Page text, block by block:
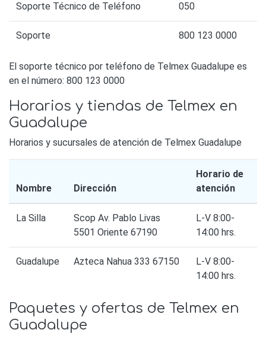
Soporte Técnico de Teléfono 050
Soporte 800 123 0000
El soporte técnico por teléfono de Telmex Guadalupe es
en el número: 800 123 0000
Horarios y tiendas de Telmex en
Guadalupe
Horarios y sucursales de atención de Telmex Guadalupe
Nombre Dirección
Horario de
atención
La Silla
Scop Av. Pablo Livas
5501 Oriente 67190
L-V 8:00-
14:00 hrs.
Guadalupe Azteca Nahua 333 67150
L-V 8:00-
14:00 hrs.
Paquetes y ofertas de Telmex en
Guadalupe